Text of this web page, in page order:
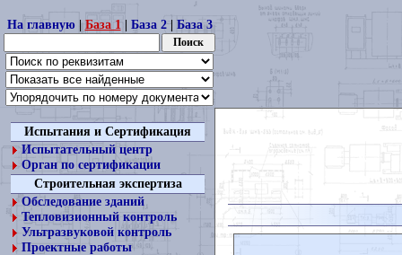
На главную| База 1| База 2| База 3
Испытания и Сертификация
Испытательный центр
Орган по сертификации
Строительная экспертиза
Обследование зданий
Тепловизионный контроль
Ультразвуковой контроль
Проектные работы